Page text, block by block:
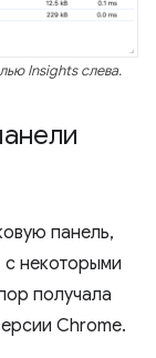
Insights слева.
панель,
с некоторыми
получала
Chrome.